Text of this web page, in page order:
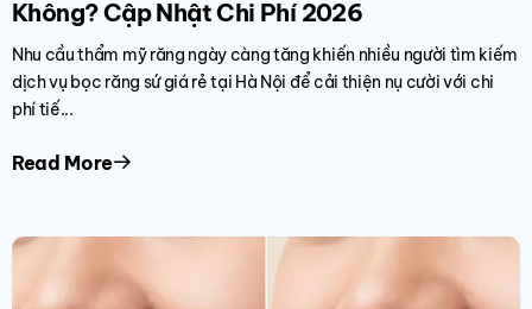
Không? Cập Nhật Chi Phí 2026
Nhu cầu thẩm mỹ răng ngày càng tăng khiến nhiều người tìm kiếm
dịch vụ bọc răng sứ giá rẻ tại Hà Nội để cải thiện nụ cười với chi
phí tiế...
Read More